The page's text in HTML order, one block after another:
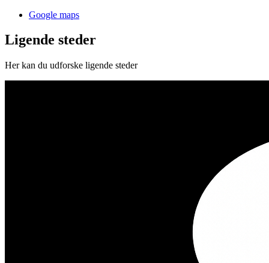
Google maps
Ligende steder
Her kan du udforske ligende steder